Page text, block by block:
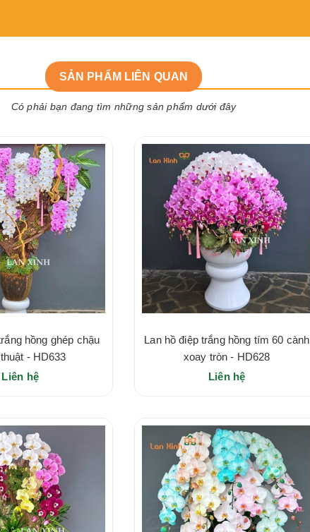
SẢN PHẨM LIÊN QUAN
Có phải bạn đang tìm những sản phẩm dưới đây
hồng ghép chậu
- HD633
Liên hệ
Lan hồ điệp trắng hồng tím 60 cành
xoay tròn - HD628
Liên hệ